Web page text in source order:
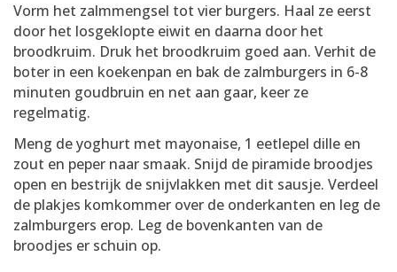
Vorm het zalmmengsel tot vier burgers. Haal ze eerst
door het losgeklopte eiwit en daarna door het
broodkruim. Druk het broodkruim goed aan. Verhit de
boter in een koekenpan en bak de zalmburgers in 6-8
minuten goudbruin en net aan gaar, keer ze
regelmatig.
Meng de yoghurt met mayonaise, 1 eetlepel dille en
zout en peper naar smaak. Snijd de piramide broodjes
open en bestrijk de snijvlakken met dit sausje. Verdeel
de plakjes komkommer over de onderkanten en leg de
zalmburgers erop. Leg de bovenkanten van de
broodjes er schuin op.